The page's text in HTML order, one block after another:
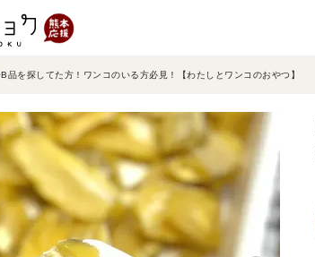
B品を探してた方！ワンコのいる方必見！【わたしとワンコのおやつ】